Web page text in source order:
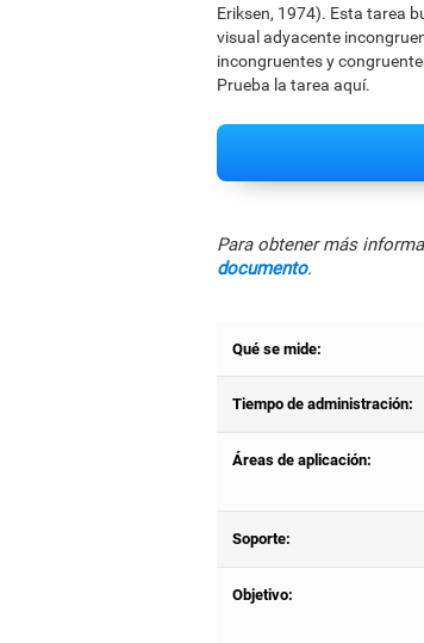
Eriksen, 1974). Esta tarea
visual adyacente
incongruentes y
Prueba la tarea aquí.
Para obtener más
documento.
Qué se mide:
Tiempo de administración:
Áreas de aplicación:
Soporte:
Objetivo: